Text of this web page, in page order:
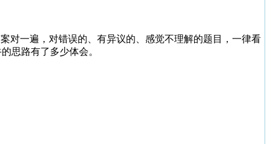
对一遍，对错误的、有异议的、感觉不理解的题目，一律看
思路有了多少体会。